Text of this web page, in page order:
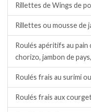
Rillettes de Wings de
Rillettes ou mousse de
Roulés apéritifs au pain
chorizo, jambon de
Roulés frais au surimi
Roulés frais aux